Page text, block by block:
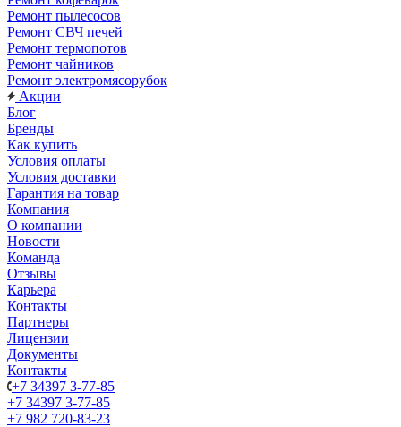
Ремонт пылесосов
Ремонт СВЧ печей
Ремонт термопотов
Ремонт чайников
Ремонт электромясорубок
Акции
Блог
Бренды
Как купить
Условия оплаты
Условия доставки
Гарантия на товар
Компания
О компании
Новости
Команда
Отзывы
Карьера
Контакты
Партнеры
Лицензии
Документы
Контакты
+7 34397 3-77-85
+7 34397 3-77-85
+7 982 720-83-23